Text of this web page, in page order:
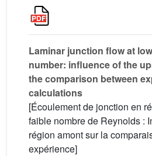
Laminar junction flow at
number: influence of the
the comparison between
calculations
[Écoulement de jonction en
faible nombre de Reynolds :
région amont sur la
expérience]